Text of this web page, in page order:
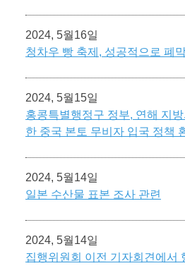
2024, 5월16일
청차우 빵 축제, 성공적으로 폐
2024, 5월15일
홍콩특별행정구 정부, 연해 지
한 중국 본토 무비자 입국 정책
2024, 5월14일
일본 수산물 표본 조사 관련
2024, 5월14일
집행위원회 이전 기자회견에서